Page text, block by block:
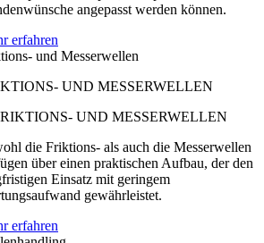
angepasst werden können.
erfahren
und Messerwellen
UND MESSERWELLEN
die Friktions- als auch die Messerwellen
über einen praktischen Aufbau, der den
Einsatz mit geringem
gewährleistet.
erfahren